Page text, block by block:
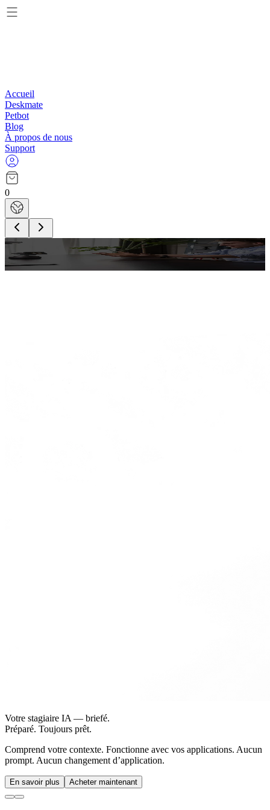
Accueil
Deskmate
Petbot
Blog
À propos de nous
Support
0
Votre stagiaire IA — briefé.
Préparé. Toujours prêt.
Comprend votre contexte. Fonctionne avec vos applications. Aucun
prompt. Aucun changement d’application.
En savoir plus Acheter maintenant